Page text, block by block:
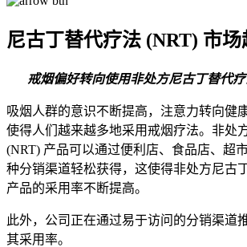
尼古丁替代疗法 (NRT) 市场
戒烟偏好转向使用非处方尼古丁替代
吸烟人群的意识不断提高，注意力转向健
使得人们越来越多地采用戒烟疗法。非处
(NRT) 产品可以通过便利店、食品店、超
种分销渠道轻松获得，这使得非处方尼古
产品的采用率不断提高。
此外，公司正在通过易于访问的分销渠道
其采用率。